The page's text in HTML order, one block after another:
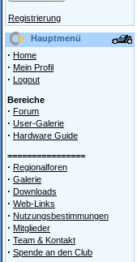
Registrierung
Hauptmenü
· Home
· Mein Profil
· Logout
Bereiche
· Forum
· User-Galerie
· Hardware Guide
================
· Regionalforen
· Galerie
· Downloads
· Web-Links
· Nutzungsbestimmungen
· Mitglieder
· Team & Kontakt
· Spende an den Club